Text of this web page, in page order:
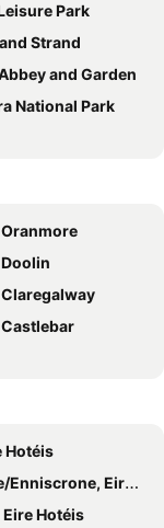
Park
Strand
and Garden
National Park
Hotéis
Eire Hotéis
Hotéis